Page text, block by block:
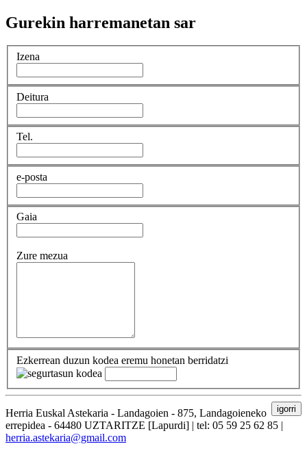
Gurekin harremanetan sar
Izena
Deitura
Tel.
e-posta
Gaia
Zure mezua
Ezkerrean duzun kodea eremu honetan berridatzi
igorri
Herria Euskal Astekaria - Landagoien - 875, Landagoieneko
errepidea - 64480 UZTARITZE [Lapurdi] | tel: 05 59 25 62 85 |
herria.astekaria@gmail.com